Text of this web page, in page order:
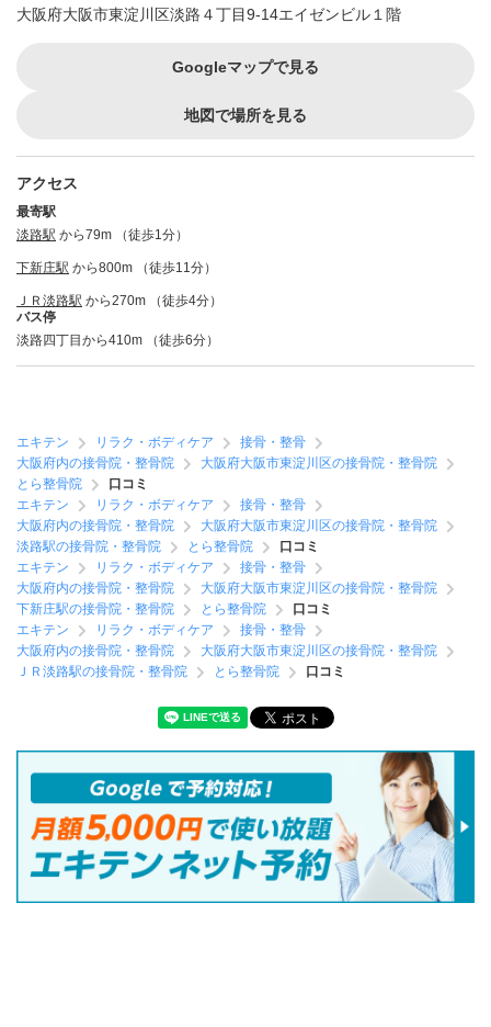
大阪府大阪市東淀川区淡路４丁目9-14エイゼンビル１階
Googleマップで見る
地図で場所を見る
アクセス
最寄駅
淡路駅 から79m （徒歩1分）
下新庄駅 から800m （徒歩11分）
ＪＲ淡路駅 から270m （徒歩4分）
バス停
淡路四丁目から410m （徒歩6分）
エキテン リラク・ボディケア
接骨・整骨
大阪府内の接骨院・整骨院
大阪府大阪市東淀川区の接骨院・整骨院
とら整骨院
口コミ
エキテン
リラク・ボディケア
接骨・整骨
大阪府内の接骨院・整骨院
大阪府大阪市東淀川区の接骨院・整骨院
淡路駅の接骨院・整骨院
とら整骨院
口コミ
エキテン
リラク・ボディケア
接骨・整骨
大阪府内の接骨院・整骨院
大阪府大阪市東淀川区の接骨院・整骨院
下新庄駅の接骨院・整骨院
とら整骨院
口コミ
エキテン
リラク・ボディケア
接骨・整骨
大阪府内の接骨院・整骨院
大阪府大阪市東淀川区の接骨院・整骨院
ＪＲ淡路駅の接骨院・整骨院
とら整骨院 口コミ